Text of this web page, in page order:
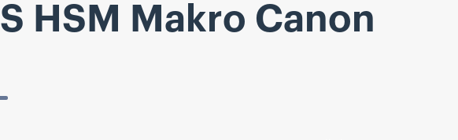
HSM Makro Canon